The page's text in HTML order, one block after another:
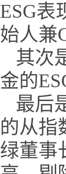
ESG表
始人兼
其次
金的
最后
的从指
绿董事